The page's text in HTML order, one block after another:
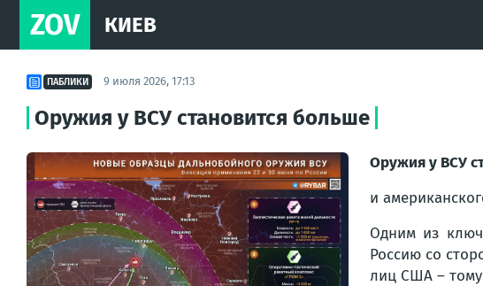
ZOV КИЕВ
ПАБЛИКИ 9 июля 2026, 17:13
Оружия у ВСУ становится больше
Оружия у ВСУ
и
Одним из
Россию со
лиц США –